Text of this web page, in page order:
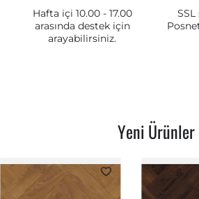
Hafta içi 10.00 - 17.00
arasında destek için
arayabilirsiniz.
SSL
Yeni Ürünler